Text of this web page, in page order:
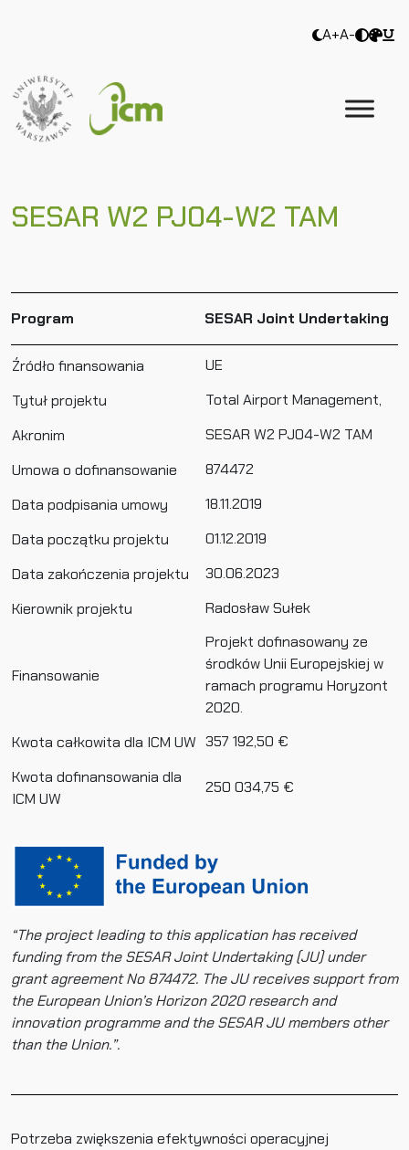
A+A-
SESAR W2 PJ04-W2 TAM
Program SESAR Joint Undertaking
Źródło finansowania
UE
Tytuł projektu
Total Airport Management,
Akronim
SESAR W2 PJ04-W2 TAM
Umowa o dofinansowanie
874472
Data podpisania umowy
18.11.2019
Data początku projektu
01.12.2019
Data zakończenia projektu
30.06.2023
Kierownik projektu
Radosław Sułek
Finansowanie
Projekt dofinasowany ze
środków Unii Europejskiej w
ramach programu Horyzont
2020.
Kwota całkowita dla ICM UW 357 192,50 €
Kwota dofinansowania dla
ICM UW
250 034,75 €
“The project leading to this application has received
funding from the SESAR Joint Undertaking (JU) under
grant agreement No 874472. The JU receives support from
the European Union’s Horizon 2020 research and
innovation programme and the SESAR JU members other
than the Union.”.
Potrzeba zwiększenia efektywności operacyjnej